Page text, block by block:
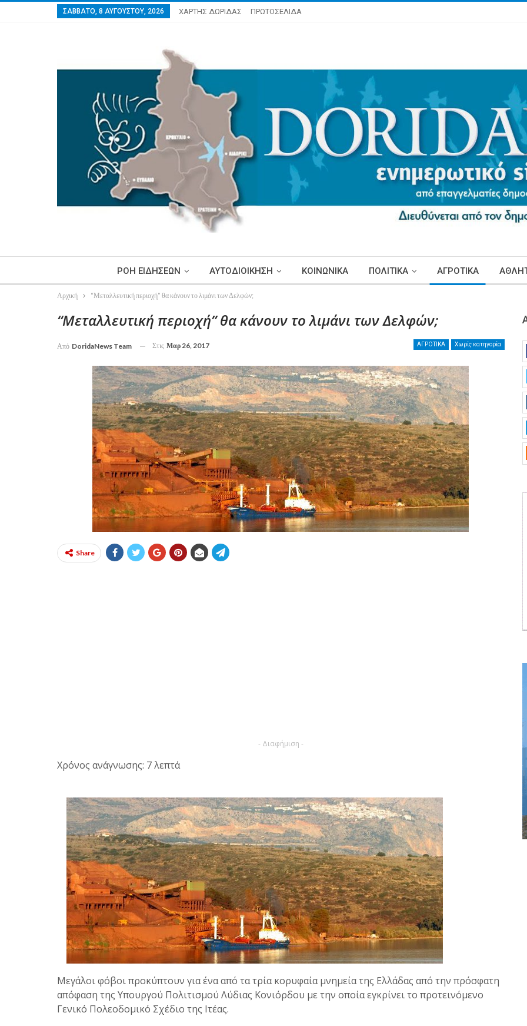
ΣΆΒΒΑΤΟ, 8 ΑΥΓΟΎΣΤΟΥ, 2026 ΧΑΡΤΗΣ ΔΩΡΙΔΑΣ ΠΡΩΤΟΣΕΛΙΔΑ
ΡΟΗ ΕΙΔΗΣΕΩΝ ΑΥΤΟΔΙΟΙΚΗΣΗ ΚΟΙΝΩΝΙΚΑ ΠΟΛΙΤΙΚΑ ΑΓΡΟΤΙΚΑ
Αρχική “Μεταλλευτική περιοχή” θα κάνουν το λιμάνι των Δελφών;
“Μεταλλευτική περιοχή” θα κάνουν το λιμάνι των Δελφών;
ΑΓΡΟΤΙΚΑ Χωρίς κατηγορία
Από DoridaNews Team Στις Μαρ 26, 2017
Share
- Διαφήμιση -
Χρόνος ανάγνωσης: 7 λεπτά
Μεγάλοι φόβοι προκύπτουν για ένα από τα τρία κορυφαία μνημεία της Ελλάδας από την πρόσφατη
απόφαση της Υπουργού Πολιτισμού Λύδιας Κονιόρδου με την οποία εγκρίνει το προτεινόμενο
Γενικό Πολεοδομικό Σχέδιο της Ιτέας.